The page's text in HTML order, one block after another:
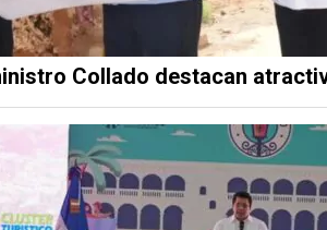
Collado destacan